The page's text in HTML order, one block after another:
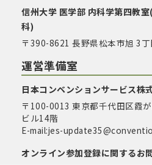
信州大学 医学部 内科学第四教
科)
〒390-8621 長野県松本市旭 3
運営準備室
日本コンベンションサービス株
〒100-0013 東京都千代田区霞
ビル14階
E-mail:jes-
オンライン参加登録に関するお